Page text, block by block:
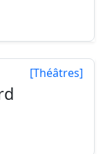
[Théâtres]